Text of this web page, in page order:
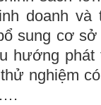
doanh và
sung cơ
hướng phát
nghiệm